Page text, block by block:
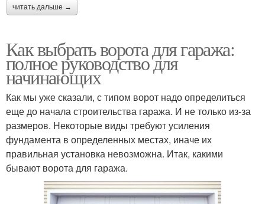
читать дальше →
Как выбрать ворота для гаража:
полное руководство для
начинающих
Как мы уже сказали, с типом ворот надо определиться
еще до начала строительства гаража. И не только из-за
размеров. Некоторые виды требуют усиления
фундамента в определенных местах, иначе их
правильная установка невозможна. Итак, какими
бывают ворота для гаража.